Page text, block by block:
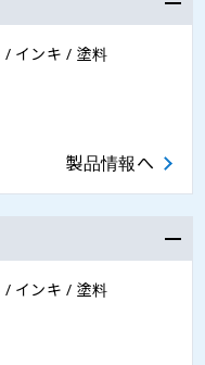
インキ / 塗料
製品情報へ
インキ / 塗料